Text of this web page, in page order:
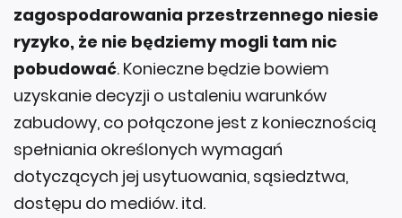
zagospodarowania przestrzennego niesie
ryzyko, że nie będziemy mogli tam nic
pobudować. Konieczne będzie bowiem
uzyskanie decyzji o ustaleniu warunków
zabudowy, co połączone jest z koniecznością
spełniania określonych wymagań
dotyczących jej usytuowania, sąsiedztwa,
dostępu do mediów. itd.